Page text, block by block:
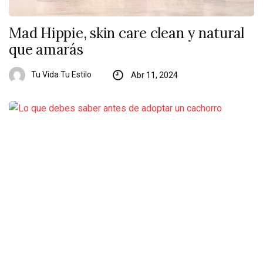
Mad Hippie, skin care clean y natural
que amarás
Tu Vida Tu Estilo Abr 11, 2024